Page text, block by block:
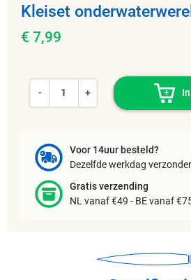
Kleiset
€ 7,99
- +
Voor 14uur besteld?
Dezelfde werkdag
Gratis verzending
NL vanaf €49 - BE vanaf